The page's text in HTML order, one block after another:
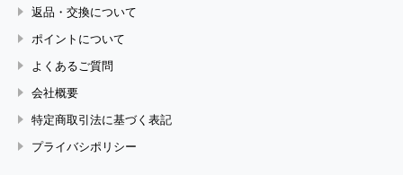
返品・交換について
ポイントについて
よくあるご質問
会社概要
特定商取引法に基づく表記
プライバシポリシー